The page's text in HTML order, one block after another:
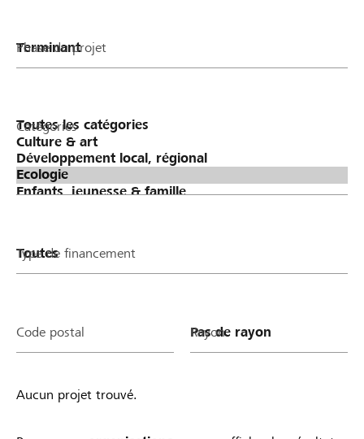
Phase du projet
Catégories
Type de financement
Code postal Rayon
Aucun projet trouvé.